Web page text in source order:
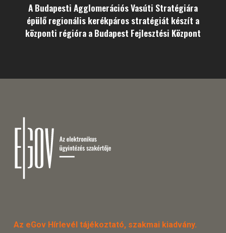
A Budapesti Agglomerációs Vasúti Stratégiára
épülő regionális kerékpáros stratégiát készít a
központi régióra a Budapest Fejlesztési Központ
Az eGov Hírlevél tájékoztató, szakmai kiadvány.